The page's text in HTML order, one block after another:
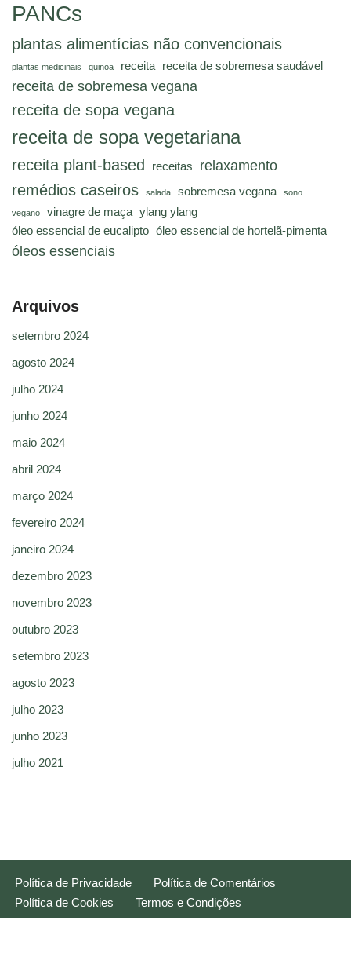
PANCs
plantas alimentícias não convencionais
plantas medicinais quinoa receita receita de sobremesa saudável
receita de sobremesa vegana
receita de sopa vegana
receita de sopa vegetariana
receita plant-based receitas relaxamento
remédios caseiros salada sobremesa vegana sono
vegano vinagre de maça ylang ylang
óleo essencial de eucalipto óleo essencial de hortelã-pimenta
óleos essenciais
Arquivos
setembro 2024
agosto 2024
julho 2024
junho 2024
maio 2024
abril 2024
março 2024
fevereiro 2024
janeiro 2024
dezembro 2023
novembro 2023
outubro 2023
setembro 2023
agosto 2023
julho 2023
junho 2023
julho 2021
Política de Privacidade
Política de Comentários
Política de Cookies
Termos e Condições